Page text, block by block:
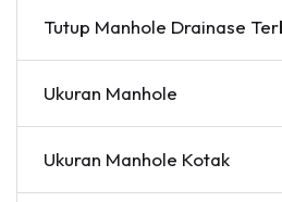
Tutup Manhole Drainase
Ukuran Manhole
Ukuran Manhole Kotak